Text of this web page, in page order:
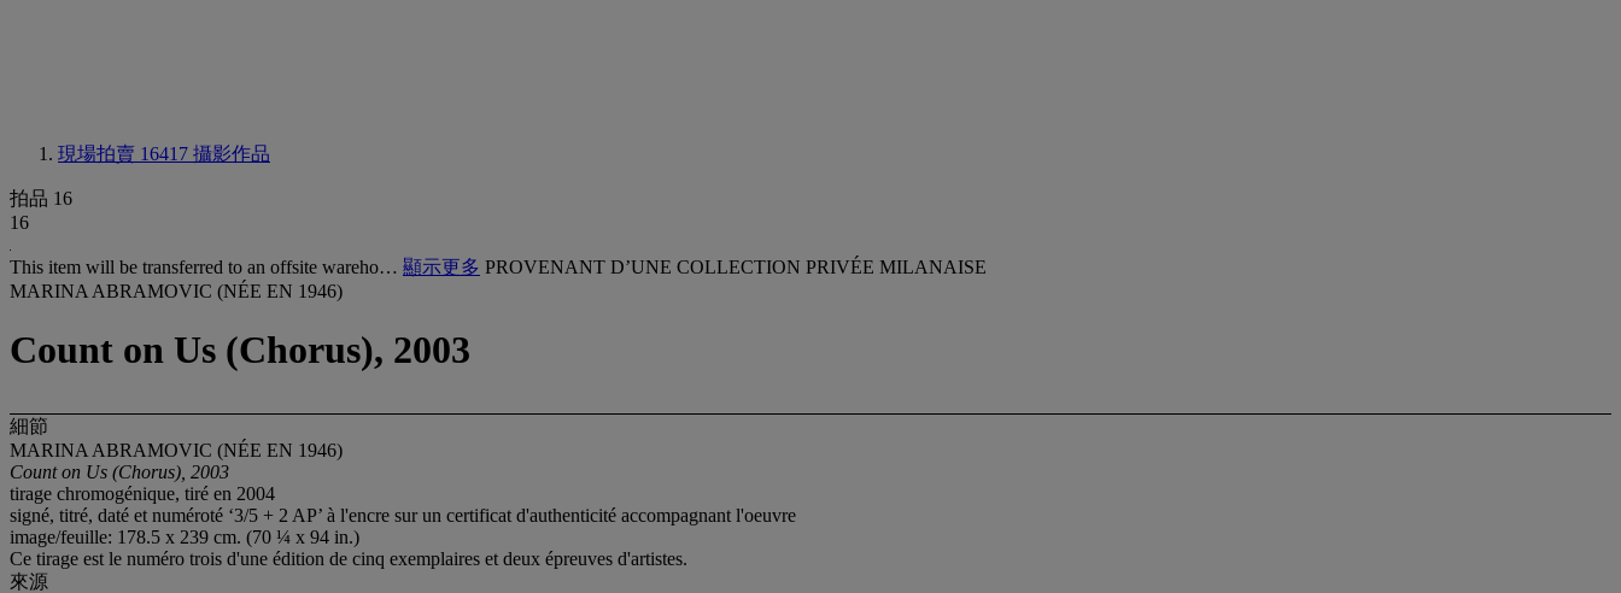
現場拍賣 16417 攝影作品
拍品 16
16
This item will be transferred to an offsite wareho… 顯示更多 PROVENANT D’UNE COLLECTION PRIVÉE MILANAISE
MARINA ABRAMOVIC (NÉE EN 1946)
Count on Us (Chorus), 2003
細節
MARINA ABRAMOVIC (NÉE EN 1946)
Count on Us (Chorus), 2003
tirage chromogénique, tiré en 2004
signé, titré, daté et numéroté ‘3/5 + 2 AP’ à l'encre sur un certificat d'authenticité accompagnant l'oeuvre
image/feuille: 178.5 x 239 cm. (70 ¼ x 94 in.)
Ce tirage est le numéro trois d'une édition de cinq exemplaires et deux épreuves d'artistes.
來源